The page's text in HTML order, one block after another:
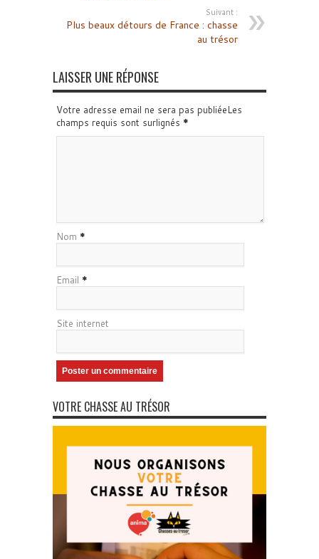
Suivant :
Plus beaux détours de France : chasse
au trésor
LAISSER UNE RÉPONSE
Votre adresse email ne sera pas publiéeLes
champs requis sont surlignés *
Nom *
Email *
Site internet
VOTRE CHASSE AU TRÉSOR